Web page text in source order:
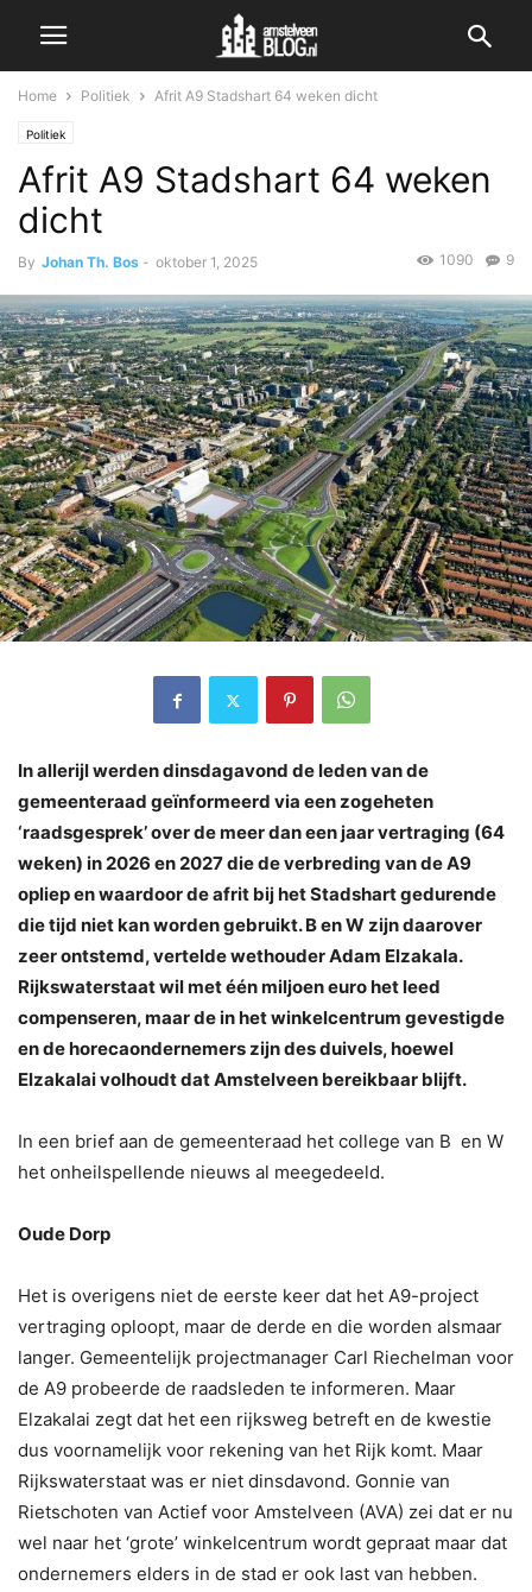
Home Politiek Afrit A9 Stadshart 64 weken dicht
Politiek
Afrit A9 Stadshart 64 weken
dicht
By Johan Th. Bos - oktober 1, 2025 9
1090
In allerijl werden dinsdagavond de leden van de
gemeenteraad geïnformeerd via een zogeheten
‘raadsgesprek’ over de meer dan een jaar vertraging (64
weken) in 2026 en 2027 die de verbreding van de A9
opliep en waardoor de afrit bij het Stadshart gedurende
die tijd niet kan worden gebruikt. B en W zijn daarover
zeer ontstemd, vertelde wethouder Adam Elzakala.
Rijkswaterstaat wil met één miljoen euro het leed
compenseren, maar de in het winkelcentrum gevestigde
en de horecaondernemers zijn des duivels, hoewel
Elzakalai volhoudt dat Amstelveen bereikbaar blijft.
In een brief aan de gemeenteraad het college van B en W
het onheilspellende nieuws al meegedeeld.
Oude Dorp
Het is overigens niet de eerste keer dat het A9-project
vertraging oploopt, maar de derde en die worden alsmaar
langer. Gemeentelijk projectmanager Carl Riechelman voor
de A9 probeerde de raadsleden te informeren. Maar
Elzakalai zegt dat het een rijksweg betreft en de kwestie
dus voornamelijk voor rekening van het Rijk komt. Maar
Rijkswaterstaat was er niet dinsdavond. Gonnie van
Rietschoten van Actief voor Amstelveen (AVA) zei dat er nu
wel naar het ‘grote’ winkelcentrum wordt gepraat maar dat
ondernemers elders in de stad er ook last van hebben.